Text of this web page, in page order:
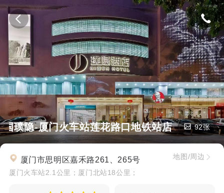
国璞隐-厦门火车站莲花路口地铁站店 92张
厦门市思明区嘉禾路261、265号
厦门火车站2.1公里；厦门北站18公里；
地图/周边